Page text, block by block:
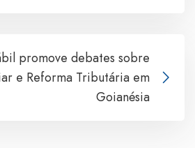
promove debates sobre
e Reforma Tributária em
Goianésia